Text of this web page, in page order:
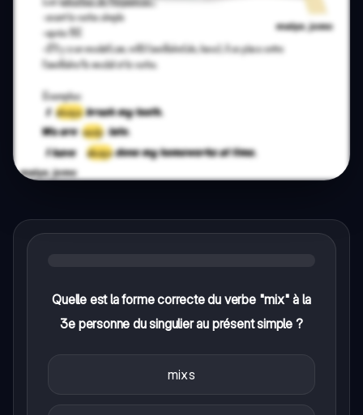
Quelle est la forme correcte du verbe "mix" à la
3e personne du singulier au présent simple ?
mixs